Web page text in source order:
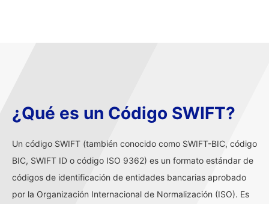
¿Qué es un Código SWIFT?
Un código SWIFT (también conocido como SWIFT-BIC, código
BIC, SWIFT ID o código ISO 9362) es un formato estándar de
códigos de identificación de entidades bancarias aprobado
por la Organización Internacional de Normalización (ISO). Es